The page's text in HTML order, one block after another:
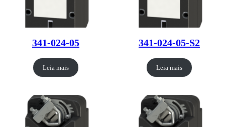
341-024-05
Leia mais
341-024-05-S2
Leia mais